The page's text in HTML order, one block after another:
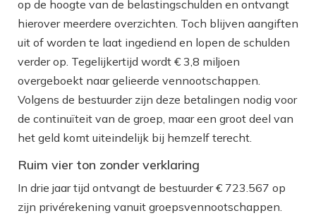
op de hoogte van de belastingschulden en ontvangt
hierover meerdere overzichten. Toch blijven aangiften
uit of worden te laat ingediend en lopen de schulden
verder op. Tegelijkertijd wordt € 3,8 miljoen
overgeboekt naar gelieerde vennootschappen.
Volgens de bestuurder zijn deze betalingen nodig voor
de continuïteit van de groep, maar een groot deel van
het geld komt uiteindelijk bij hemzelf terecht.
Ruim vier ton zonder verklaring
In drie jaar tijd ontvangt de bestuurder € 723.567 op
zijn privérekening vanuit groepsvennootschappen.